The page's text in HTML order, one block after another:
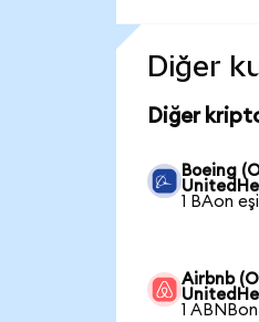
Diğer
Diğer
Boeing
1 BAon
Airbnb
1